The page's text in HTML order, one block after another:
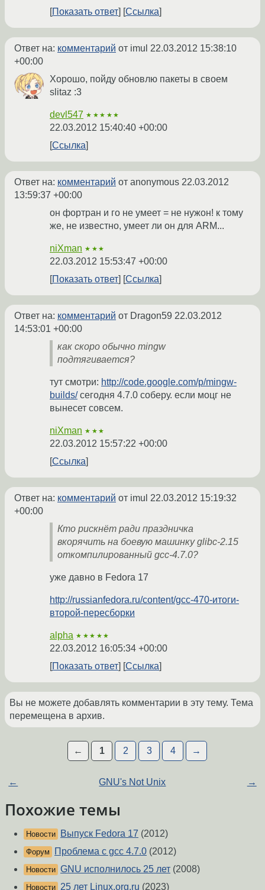
Показать ответ
Ссылка
Ответ на: комментарий от imul 22.03.2012 15:38:10
+00:00
Хорошо, пойду обновлю пакеты в своем
slitaz :3
devl547 ★★★★★
22.03.2012 15:40:40 +00:00
Ссылка
Ответ на: комментарий от anonymous 22.03.2012
13:59:37 +00:00
он фортран и го не умеет = не нужон! к тому
же, не известно, умеет ли он для ARM...
niXman ★★★
22.03.2012 15:53:47 +00:00
Показать ответ
Ссылка
Ответ на: комментарий от Dragon59 22.03.2012
14:53:01 +00:00
как скоро обычно mingw
подтягивается?
тут смотри: http://code.google.com/p/mingw-
builds/сегодня 4.7.0 соберу. если моцг не
вынесет совсем.
niXman ★★★
22.03.2012 15:57:22 +00:00
Ссылка
Ответ на: комментарий от imul 22.03.2012 15:19:32
+00:00
Кто рискнёт ради праздничка
вкорячить на боевую машинку glibc-2.15
откомпилированный gcc-4.7.0?
уже давно в Fedora 17
http://russianfedora.ru/content/gcc-470-итоги-
второй-пересборки
alpha ★★★★★
22.03.2012 16:05:34 +00:00
Показать ответ
Ссылка
Вы не можете добавлять комментарии в эту тему. Тема
перемещена в архив.
← 1 2 3 4 →
← GNU's Not Unix →
Похожие темы
Новости Выпуск Fedora 17 (2012)
Форум Проблема с gcc 4.7.0 (2012)
Новости GNU исполнилось 25 лет (2008)
Новости 25 лет Linux.org.ru (2023)